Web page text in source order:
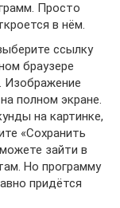
Просто
в нём.
ссылку
браузере
Изображение
полном экране.
на картинке,
«Сохранить
зайти в
Но программу
придётся